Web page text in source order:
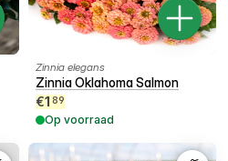
Zinnia elegans
Zinnia Oklahoma Salmon
€1 89
Op voorraad